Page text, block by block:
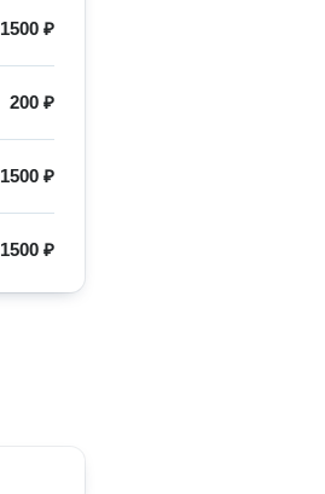
1500 ₽
200 ₽
1500 ₽
1500 ₽